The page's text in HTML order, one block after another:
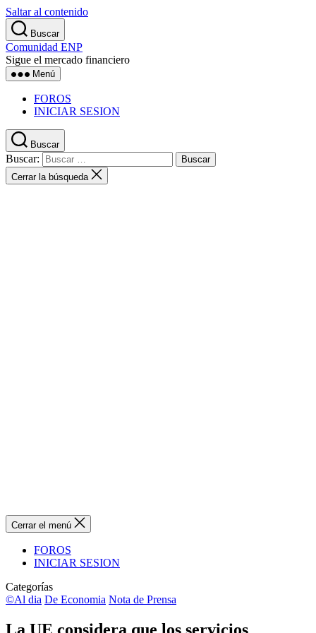
Saltar al contenido
Buscar
Comunidad ENP
Sigue el mercado financiero
Menú
FOROS
INICIAR SESION
Buscar
Buscar:
Cerrar la búsqueda
Cerrar el menú
FOROS
INICIAR SESION
Categorías
©Al dia De Economia Nota de Prensa